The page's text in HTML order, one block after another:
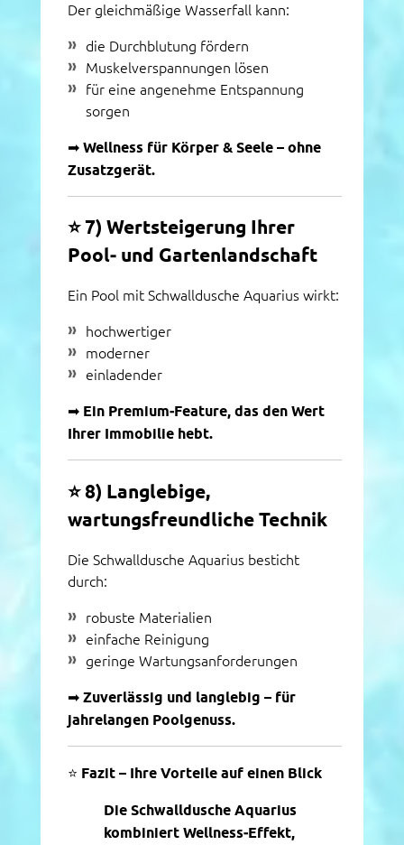
Der gleichmäßige Wasserfall kann:
die Durchblutung fördern
Muskelverspannungen lösen
für eine angenehme Entspannung
sorgen
➡ Wellness für Körper & Seele – ohne
Zusatzgerät.
⭐7) Wertsteigerung Ihrer
Pool‑ und Gartenlandschaft
Ein Pool mit Schwalldusche Aquarius wirkt:
hochwertiger
moderner
einladender
➡ Ein Premium‑Feature, das den Wert
Ihrer Immobilie hebt.
⭐8) Langlebige,
wartungsfreundliche Technik
Die Schwalldusche Aquarius besticht
durch:
robuste Materialien
einfache Reinigung
geringe Wartungsanforderungen
➡ Zuverlässig und langlebig – für
jahrelangen Poolgenuss.
⭐ Fazit – Ihre Vorteile auf einen Blick
Die Schwalldusche Aquarius
kombiniert Wellness‑Effekt,